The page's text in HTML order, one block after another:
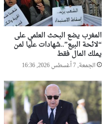
المغرب يضع البحث العلمي على
“لائحة البيع”..شهادات عليا لمن
يملك المال فقط
الجمعة, 7 أغسطس 2026, 16:36